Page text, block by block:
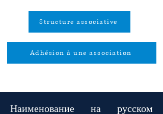
Structure associative
Adhésion à une association
Наименование на русском